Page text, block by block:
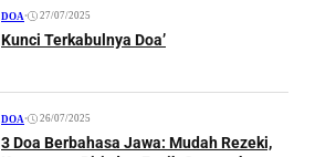
DOA • 27/07/2025
Kunci Terkabulnya Doa’
DOA • 26/07/2025
3 Doa Berbahasa Jawa: Mudah Rezeki,